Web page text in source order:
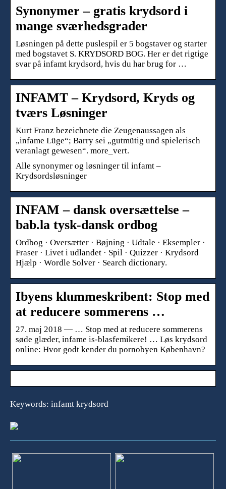
Synonymer – gratis krydsord i
mange sværhedsgrader
Løsningen på dette puslespil er 5 bogstaver og starter
med bogstavet S. KRYDSORD BOG. Her er det rigtige
svar på infamt krydsord, hvis du har brug for …
INFAMT – Krydsord, Kryds og
tværs Løsninger
Kurt Franz bezeichnete die Zeugenaussagen als
„infame Lüge“; Barry sei „gutmütig und spielerisch
veranlagt gewesen“. more_vert.
Alle synonymer og løsninger til infamt –
Krydsordsløsninger
INFAM – dansk oversættelse –
bab.la tysk-dansk ordbog
Ordbog · Oversætter · Bøjning · Udtale · Eksempler ·
Fraser · Livet i udlandet · Spil · Quizzer · Krydsord
Hjælp · Wordle Solver · Search dictionary.
Ibyens klummeskribent: Stop med
at reducere sommerens …
27. maj 2018 — … Stop med at reducere sommerens
søde glæder, infame is-blasfemikere! … Løs krydsord
online: Hvor godt kender du pornobyen København?
Keywords: infamt krydsord